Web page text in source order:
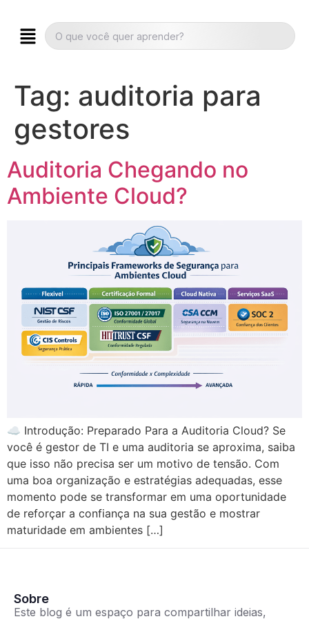
Tag: auditoria para
gestores
Auditoria Chegando no
Ambiente Cloud?
☁️ Introdução: Preparado Para a Auditoria Cloud? Se
você é gestor de TI e uma auditoria se aproxima, saiba
que isso não precisa ser um motivo de tensão. Com
uma boa organização e estratégias adequadas, esse
momento pode se transformar em uma oportunidade
de reforçar a confiança na sua gestão e mostrar
maturidade em ambientes […]
Sobre
Este blog é um espaço para compartilhar ideias,